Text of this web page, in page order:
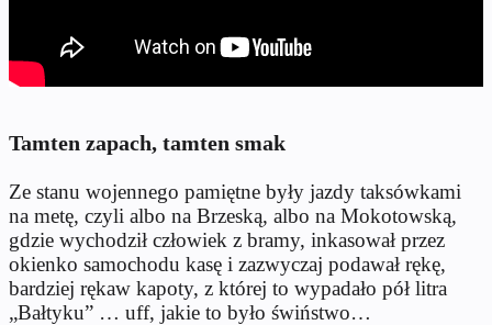
Tamten zapach, tamten smak
Ze stanu wojennego pamiętne były jazdy taksówkami
na metę, czyli albo na Brzeską, albo na Mokotowską,
gdzie wychodził człowiek z bramy, inkasował przez
okienko samochodu kasę i zazwyczaj podawał rękę,
bardziej rękaw kapoty, z której to wypadało pół litra
„Bałtyku” … uff, jakie to było świństwo…